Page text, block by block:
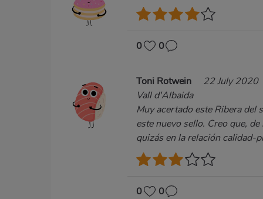
0 0
Toni Rotwein
22 July 2020
Vall d'Albaida
Muy acertado este Ribera del
este nuevo sello. Creo que,
quizás en la relación calidad-
0 0